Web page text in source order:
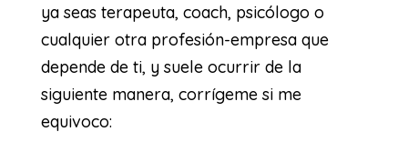
ya seas terapeuta, coach, psicólogo o
cualquier otra profesión-empresa que
depende de ti, y suele ocurrir de la
siguiente manera, corrígeme si me
equivoco: